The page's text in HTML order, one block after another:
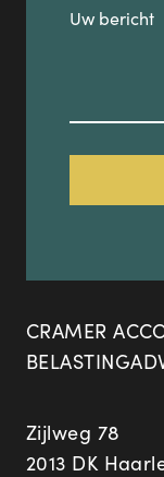
CRAMER
Zijlweg 78
2013 DK